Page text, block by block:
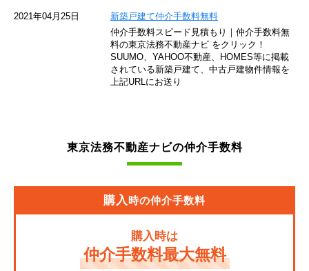
JR南武線
2021年04月25日
新築戸建て仲介手数料無料
仲介手数料スピード見積もり｜仲介手数料無
料の東京法務不動産ナビ をクリック！
SUUMO、YAHOO不動産、HOMES等に掲載
されている新築戸建て、中古戸建物件情報を
上記URLにお送り
東京法務不動産ナビの仲介手数料
購入時の仲介手数料
購入時は
仲介手数料最大無料